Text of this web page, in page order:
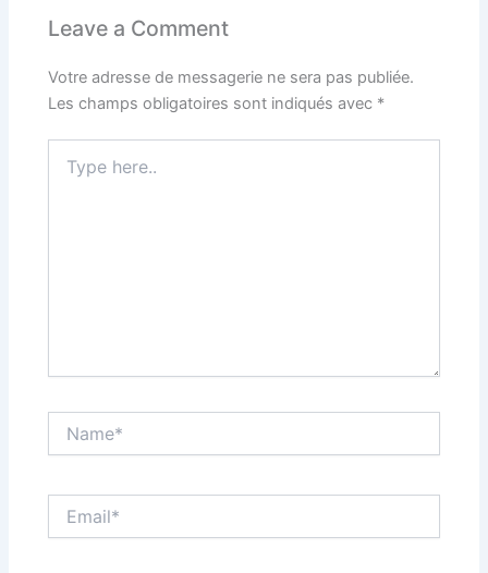
Leave a Comment
Votre adresse de messagerie ne sera pas publiée.
Les champs obligatoires sont indiqués avec *
here..